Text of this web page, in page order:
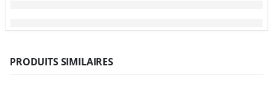
PRODUITS SIMILAIRES